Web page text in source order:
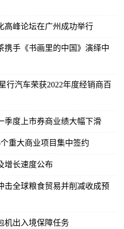
高峰论坛在广州成功举行
携手《书画里的中国》演绎中
行汽车荣获2022年度经销商百
季度上市券商业绩大幅下滑
重大商业项目集中签约
增长速度公布
击全球粮食贸易并削减收成预
机出入境保障任务